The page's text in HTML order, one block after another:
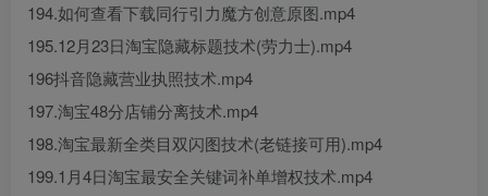
194.如何查看下载同行引力魔方创意原图.mp4
195.12月23日淘宝隐藏标题技术(劳力士).mp4
196抖音隐藏营业执照技术.mp4
197.淘宝48分店铺分离技术.mp4
198.淘宝最新全类目双闪图技术(老链接可用).mp4
199.1月4日淘宝最安全关键词补单增权技术.mp4